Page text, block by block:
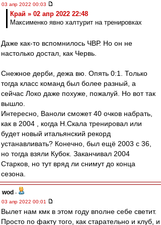
03 апр 2022 00:03
Край » 02 апр 2022 22:48
Максименко явно халтурит на тренировках
Даже как-то вспомнилось ЧВР. Но он не
настолько достал, как Червь.
Снежное дерби, дежа вю. Опять 0:1. Только
тогда класс команд был более разный, а
сейчас Локо даже похуже, пожалуй. Но вот так
вышло.
Интересно, Ваноли сможет 40 очков набрать,
как в 2004 , когда Н.Скала тренировал или
будет новый итальянский рекорд
устанавливать? Конечно, был ещё 2003 с 36,
но тогда взяли Кубок. Заканчивал 2004
Старков, но тут вряд ли снимут до конца
сезона.
wod -
03 апр 2022 00:01
Вылет нам кмк в этом году вполне себе светит.
Просто по факту того, как старательно и клуб, и